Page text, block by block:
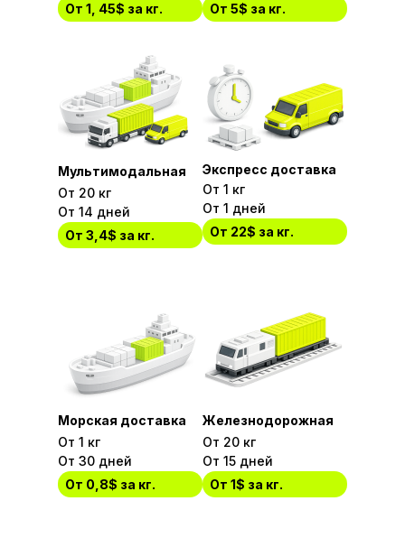
Морская доставка
От 1 кг
От 30 дней
От 0,8$ за кг.
Железнодорожная
От 20 кг
От 15 дней
От 1$ за кг.
Мультимодальная
От 20 кг
От 14 дней
От 3,4$ за кг.
Экспресс доставка
От 1 кг
От 1 дней
От 22$ за кг.
От 1, 45$ за кг.
От 5$ за кг.